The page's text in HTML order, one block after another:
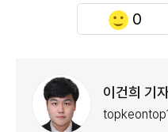
0
이건희 기